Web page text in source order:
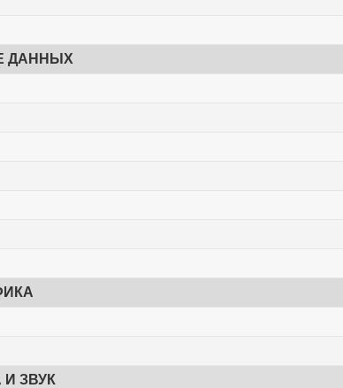
ДАННЫХ
И ЗВУК